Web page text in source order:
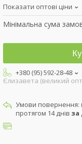
Показати оптові ціни
Мінімальна сума
+380 (95) 592-28-48
Єлизавета (великий
протягом 14 днів за